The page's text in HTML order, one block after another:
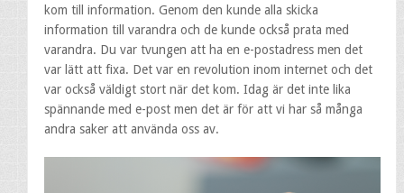
kom till information. Genom den kunde alla skicka
information till varandra och de kunde också prata med
varandra. Du var tvungen att ha en e-postadress men det
var lätt att fixa. Det var en revolution inom internet och det
var också väldigt stort när det kom. Idag är det inte lika
spännande med e-post men det är för att vi har så många
andra saker att använda oss av.